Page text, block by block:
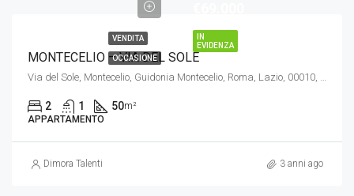
IN
EVIDENZA
VENDITA
OCCASIONE
MONTECELIO – VIA DEL SOLE
Via del Sole, Montecelio, Guidonia Montecelio, Roma, Lazio, 00010, Italia
2 1 50m²
APPARTAMENTO
Dimora Talenti 3 anni ago